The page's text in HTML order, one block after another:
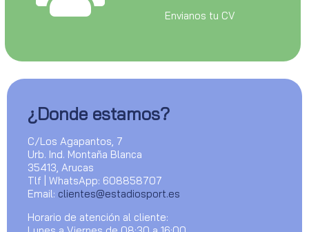
Envianos tu CV
¿Donde estamos?
C/Los Agapantos, 7
Urb. Ind. Montaña Blanca
35413, Arucas
Tlf | WhatsApp: 608858707
Email: clientes@estadiosport.es
Horario de atención al cliente: